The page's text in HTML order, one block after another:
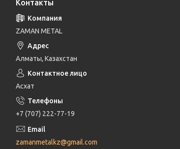
Контакты
ZAMAN METAL
Алматы, Казахстан
Асхат
+7 (707) 222-77-19
zamanmetalkz@gmail.com